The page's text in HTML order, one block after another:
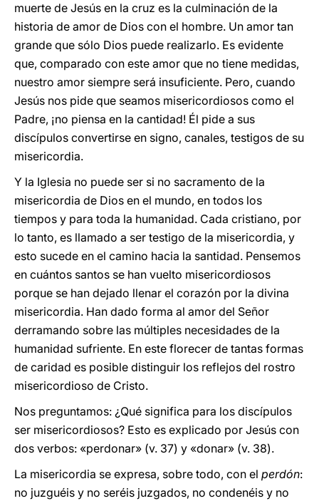
muerte de Jesús en la cruz es la culminación de la
historia de amor de Dios con el hombre. Un amor tan
grande que sólo Dios puede realizarlo. Es evidente
que, comparado con este amor que no tiene medidas,
nuestro amor siempre será insuficiente. Pero, cuando
Jesús nos pide que seamos misericordiosos como el
Padre, ¡no piensa en la cantidad! Él pide a sus
discípulos convertirse en signo, canales, testigos de su
misericordia.
Y la Iglesia no puede ser si no sacramento de la
misericordia de Dios en el mundo, en todos los
tiempos y para toda la humanidad. Cada cristiano, por
lo tanto, es llamado a ser testigo de la misericordia, y
esto sucede en el camino hacia la santidad. Pensemos
en cuántos santos se han vuelto misericordiosos
porque se han dejado llenar el corazón por la divina
misericordia. Han dado forma al amor del Señor
derramando sobre las múltiples necesidades de la
humanidad sufriente. En este florecer de tantas formas
de caridad es posible distinguir los reflejos del rostro
misericordioso de Cristo.
Nos preguntamos: ¿Qué significa para los discípulos
ser misericordiosos? Esto es explicado por Jesús con
dos verbos: «perdonar» (v. 37) y «donar» (v. 38).
La misericordia se expresa, sobre todo, con el perdón:
no juzguéis y no seréis juzgados, no condenéis y no